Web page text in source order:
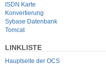
ISDN Karte
Konvertierung
Sybase Datenbank
Tomcat
LINKLISTE
Hauptseite der OCS